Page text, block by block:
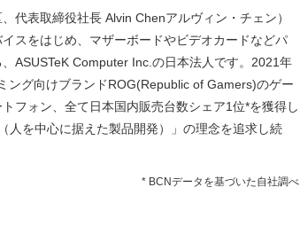
代表取締役社長 Alvin Chenアルヴィン・チェン）
スをはじめ、マザーボードやビデオカードなどパ
ASUSTeK Computer Inc.の日本法人です。2021年
ング向けブランドROG(Republic of Gamers)のゲー
フォン、全て日本国内販売台数シェア1位*を獲得し
人を中心に据えた製品開発）」の理念を追求し続
* BCNデータを基づいた自社調べ